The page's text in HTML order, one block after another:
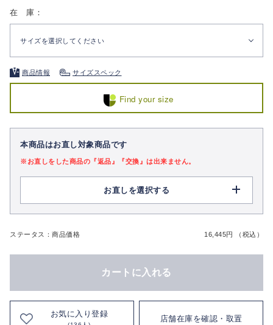
在 庫：
サイズを選択してください
商品情報 サイズスペック
Find your size
本商品はお直し対象商品です
※お直しをした商品の『返品』『交換』は出来ません。
お直しを選択する
ステータス：商品価格 16,445円 （税込）
カートに入れる
お気に入り登録
店舗在庫を確認・取置